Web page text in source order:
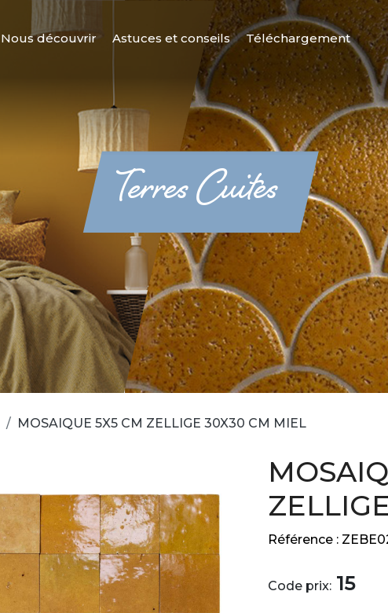
Nous découvrir Astuces et conseils Téléchargement
Terres Cuites
MOSAIQUE 5X5 CM ZELLIGE 30X30 CM MIEL
Référence :
Code prix: 15